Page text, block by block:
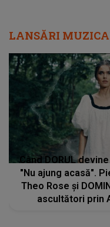
LANSĂRI
Când DORUL
"Nu ajung acasă".
Theo Rose și
ascultători prin